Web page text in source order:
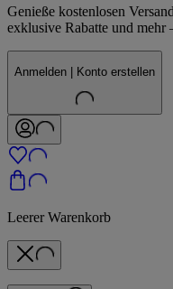
Genieße kostenlosen
exklusive Rabatte und
Anmelden | Konto erstellen
Leerer Warenkorb